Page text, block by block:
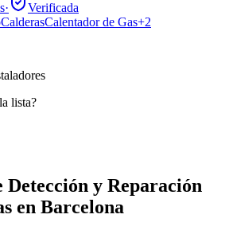
·
Verificada
CalderasCalentador de Gas+2
lista?
Detección y Reparación
en Barcelona